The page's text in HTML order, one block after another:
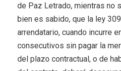
de Paz Letrado, mientras no
bien es sabido, que la ley
arrendatario, cuando incurre
consecutivos sin pagar la
del plazo contractual, o de